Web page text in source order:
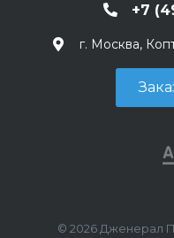
+7
г. Москва,
© 2026 Дженерал